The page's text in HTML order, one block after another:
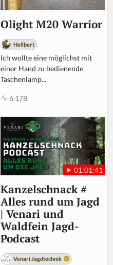
Olight M20 Warrior
Hellbert
Ich wollte eine möglichst mit
einer Hand zu bedienende
Taschenlamp...
6.178
01:01:41
Kanzelschnack #
Alles rund um Jagd
| Venari und
Waldfein Jagd-
Podcast
Venari Jagdtechnik